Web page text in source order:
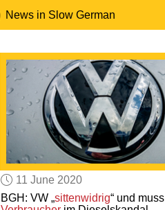
News in Slow German
11 June 2020
BGH: VW „sittenwidrig“ und muss